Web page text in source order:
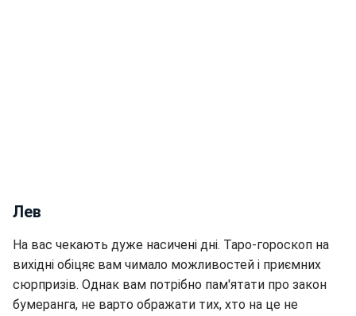
Лев
На вас чекають дуже насичені дні. Таро-гороскоп на
вихідні обіцяє вам чимало можливостей і приємних
сюрпризів. Однак вам потрібно пам'ятати про закон
бумеранга, не варто ображати тих, хто на це не